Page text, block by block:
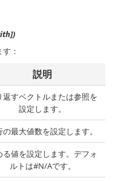
：
説明
返すベクトルまたは参照を
設定します。
の最大値数を設定します。
る値を設定します。デフォ
ルトは#N/Aです。